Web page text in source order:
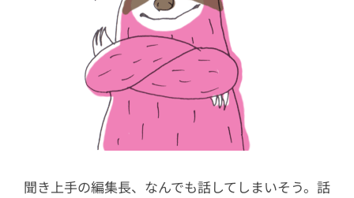
聞き上手の編集長、なんでも話してしまいそう。話